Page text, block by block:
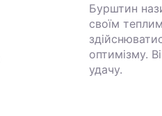
Бурштин
своїм
оптимізму.
удачу.